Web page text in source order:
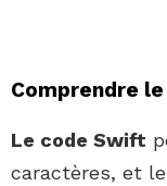
Comprendre
Le code Swift
caractères, et